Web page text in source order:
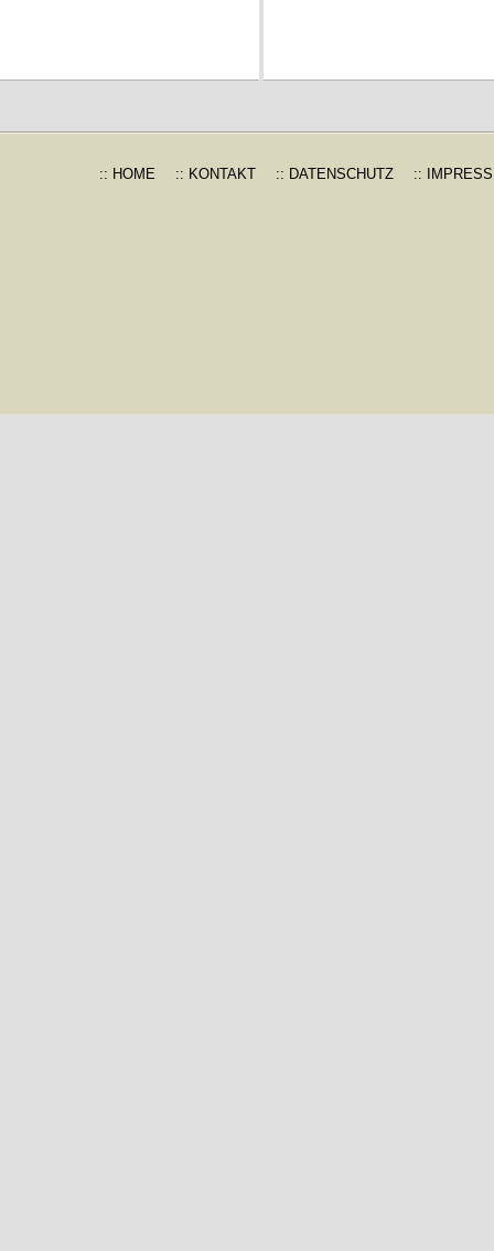
:: HOME :: KONTAKT :: DATENSCHUTZ ::